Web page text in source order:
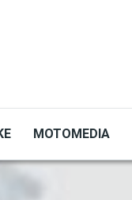
MOTOMEDIA